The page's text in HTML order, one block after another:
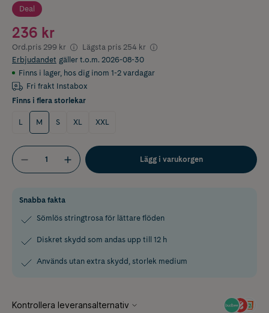
Deal
236 kr
Ord.pris 299 kr Lägsta pris 254 kr
Erbjudandet gäller t.o.m. 2026-08-30
Finns i lager, hos dig inom 1-2 vardagar
Fri frakt Instabox
Finns i flera storlekar
L M S XL XXL
Lägg i varukorgen
Snabba fakta
Sömlös stringtrosa för lättare flöden
Diskret skydd som andas upp till 12 h
Används utan extra skydd, storlek medium